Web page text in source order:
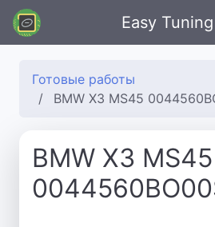
Easy Tuning
Готовые работы
BMW X3 MS45
BMW X3 MS45